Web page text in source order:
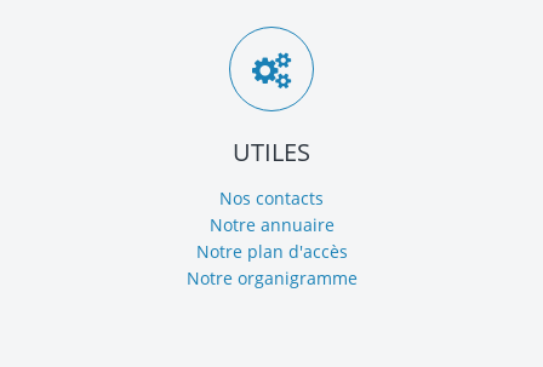
UTILES
Nos contacts
Notre annuaire
Notre plan d'accès
Notre organigramme